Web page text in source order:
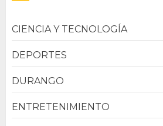
CIENCIA Y TECNOLOGÍA
DEPORTES
DURANGO
ENTRETENIMIENTO